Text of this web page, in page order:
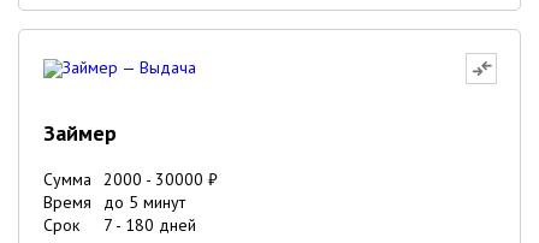
Займер
Сумма 2000 - 30000 ₽
Время
до 5 минут
Срок
7 - 180 дней